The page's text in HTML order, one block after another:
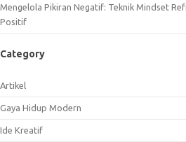
Mengelola Pikiran Negatif: Teknik Mindset
Positif
Category
Artikel
Gaya Hidup Modern
Ide Kreatif